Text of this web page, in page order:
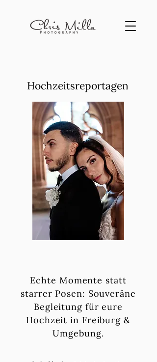
Hochzeitsreportagen
Echte Momente statt
starrer Posen: Souveräne
Begleitung für eure
Hochzeit in Freiburg &
Umgebung.